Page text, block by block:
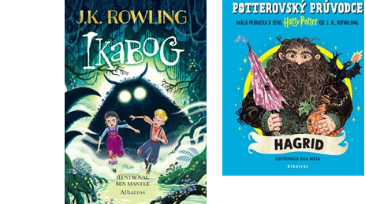
Ikabog s ilustracemi
Bena Mantla
J.K. Rowling
Do košíku
449 Kč
359 Kč
Potterovský průvodce:
Hagrid
J.K. Rowling
Do košíku
239 Kč